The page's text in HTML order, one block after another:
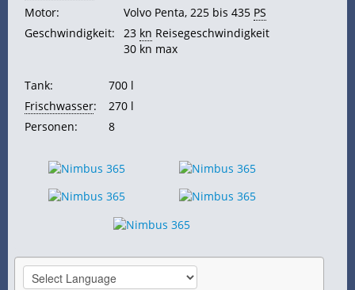
Motor:
Volvo Penta, 225 bis 435 PS
Geschwindigkeit:
23 kn Reisegeschwindigkeit
30 kn max
Tank:
700 l
Frischwasser:
270 l
Personen:
8